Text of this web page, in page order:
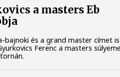
a masters Eb
bajnoki és a grand master címet is
Ferenc a masters